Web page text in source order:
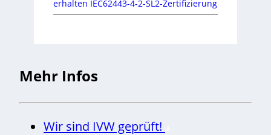
erhalten IEC62443-4-2-SL2-Zertifizierung
Mehr Infos
Wir sind IVW geprüft!